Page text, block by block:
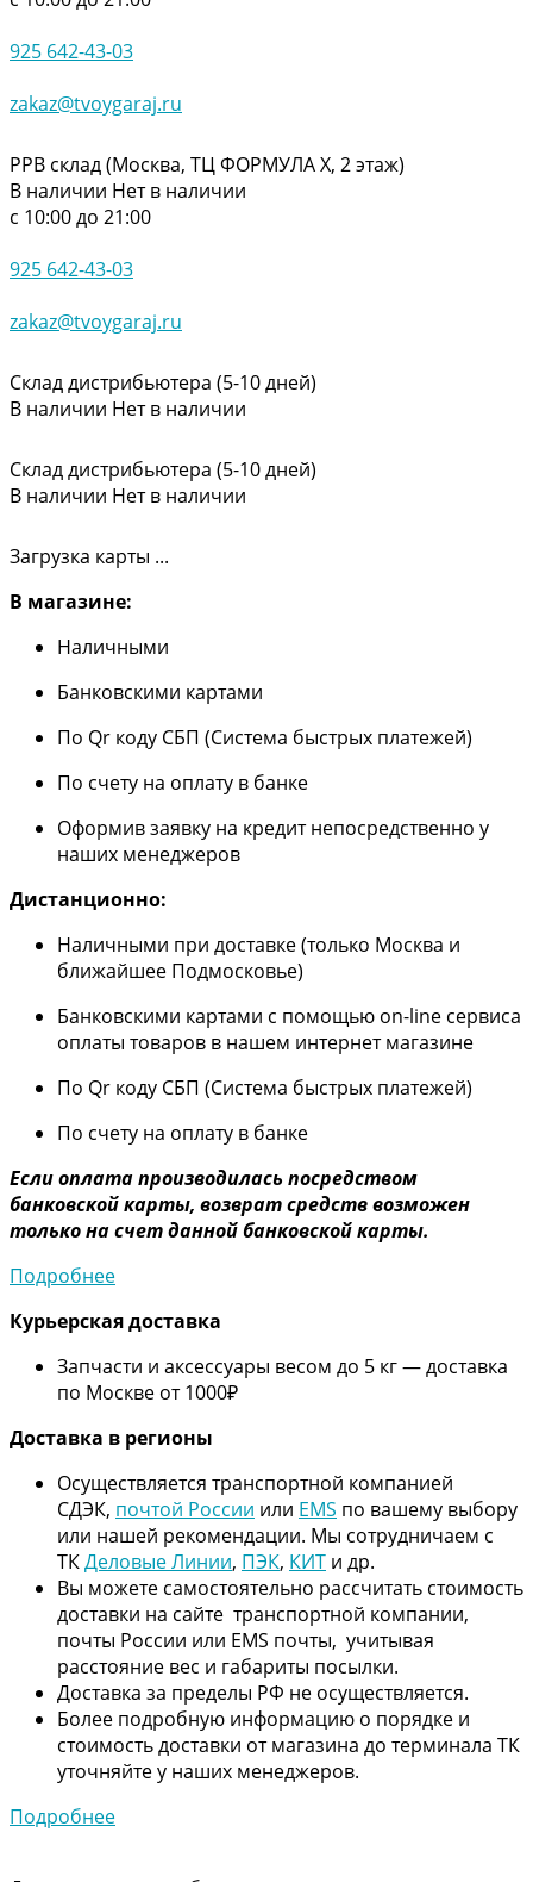
925 642-43-03
zakaz@tvoygaraj.ru
РРВ склад (Москва, ТЦ ФОРМУЛА Х, 2 этаж)
В наличии Нет в наличии
с 10:00 до 21:00
925 642-43-03
zakaz@tvoygaraj.ru
Склад дистрибьютера (5-10 дней)
В наличии Нет в наличии
Склад дистрибьютера (5-10 дней)
В наличии Нет в наличии
Загрузка карты ...
В магазине:
Наличными
Банковскими картами
По Qr коду СБП (Система быстрых платежей)
По счету на оплату в банке
Оформив заявку на кредит непосредственно у
наших менеджеров
Дистанционно:
Наличными при доставке (только Москва и
ближайшее Подмосковье)
Банковскими картами с помощью on-line сервиса
оплаты товаров в нашем интернет магазине
По Qr коду СБП (Система быстрых платежей)
По счету на оплату в банке
Если оплата производилась посредством
банковской карты, возврат средств возможен
только на счет данной банковской карты.
Подробнее
Курьерская доставка
Запчасти и аксессуары весом до 5 кг — доставка
по Москве от 1000₽
Доставка в регионы
Осуществляется транспортной компанией
СДЭК, почтой России или EMS по вашему выбору
или нашей рекомендации. Мы сотрудничаем с
ТКДеловые Линии, ПЭК, КИТ и др.
Вы можете самостоятельно рассчитать стоимость
доставки на сайте транспортной компании,
почты России или EMS почты, учитывая
расстояние вес и габариты посылки.
Доставка за пределы РФ не осуществляется.
Более подробную информацию о порядке и
стоимость доставки от магазина до терминала ТК
уточняйте у наших менеджеров.
Подробнее